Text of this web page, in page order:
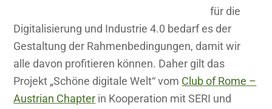
für die
Digitalisierung und Industrie 4.0 bedarf es der
Gestaltung der Rahmenbedingungen, damit wir
alle davon profitieren können. Daher gilt das
Projekt „Schöne digitale Welt“ vom Club of Rome –
Austrian Chapter in Kooperation mit SERI und